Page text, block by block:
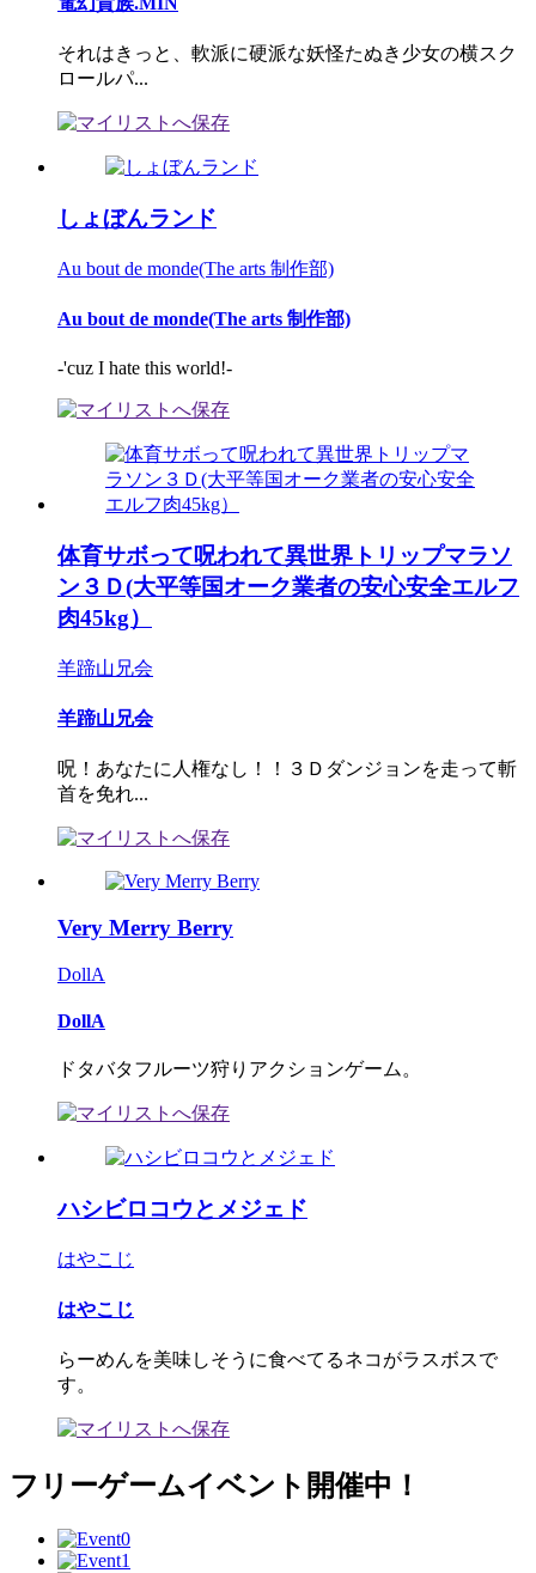
それはきっと、軟派に硬派な妖怪たぬき少女の横スク
ロールパ...
しょぼんランド
Au bout de monde(The arts 制作部)
Au bout de monde(The arts 制作部)
-'cuz I hate this world!-
体育サボって呪われて異世界トリップマラソ
ン３Ｄ(大平等国オーク業者の安心安全エルフ
肉45kg）
羊蹄山兄会
羊蹄山兄会
呪！あなたに人権なし！！３Ｄダンジョンを走って斬
首を免れ...
Very Merry Berry
DollA
DollA
ドタバタフルーツ狩りアクションゲーム。
ハシビロコウとメジェド
はやこじ
はやこじ
らーめんを美味しそうに食べてるネコがラスボスで
す。
フリーゲームイベント開催中！